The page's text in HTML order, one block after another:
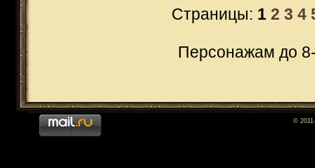
Страницы: 1 2 3 4
Персонажам до
©